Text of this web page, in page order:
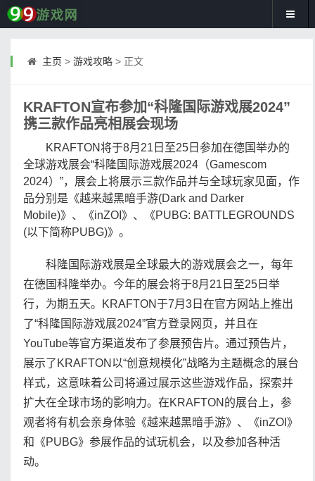
主页 > 游戏攻略> 正文
KRAFTON宣布参加“科隆国际游戏展2024”
携三款作品亮相展会现场
KRAFTON将于8月21日至25日参加在德国举办的
全球游戏展会“科隆国际游戏展2024（Gamescom
2024）”，展会上将展示三款作品并与全球玩家见面，作
品分别是《越来越黑暗手游(Dark and Darker
Mobile)》、《inZOI》、《PUBG: BATTLEGROUNDS
(以下简称PUBG)》。
科隆国际游戏展是全球最大的游戏展会之一，每年
在德国科隆举办。今年的展会将于8月21日至25日举
行，为期五天。KRAFTON于7月3日在官方网站上推出
了“科隆国际游戏展2024”官方登录网页，并且在
YouTube等官方渠道发布了参展预告片。通过预告片，
展示了KRAFTON以“创意规模化”战略为主题概念的展台
样式，这意味着公司将通过展示这些游戏作品，探索并
扩大在全球市场的影响力。在KRAFTON的展台上，参
观者将有机会亲身体验《越来越黑暗手游》、《inZOI》
和《PUBG》参展作品的试玩机会，以及参加各种活
动。